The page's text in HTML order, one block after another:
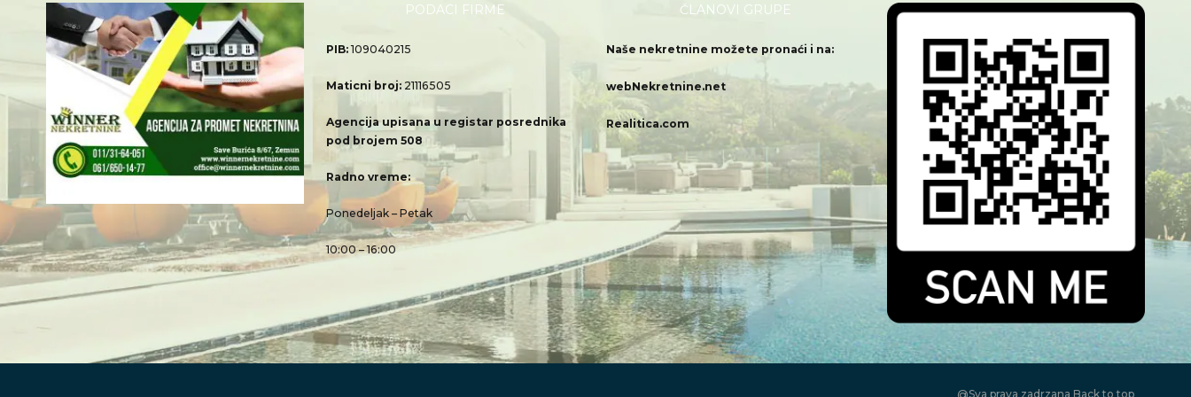
PODACI FIRME
PIB:109040215
Maticni broj: 21116505
Agencija upisana u registar posrednika
pod brojem 508
Radno vreme:
Ponedeljak – Petak
10:00 – 16:00
ČLANOVI GRUPE
Naše nekretnine možete pronaći i na:
webNekretnine.net
Realitica.com
@Sva prava zadrzana Back to top